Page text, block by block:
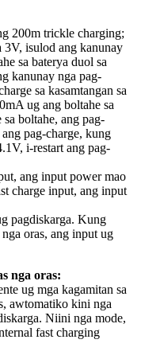
200m trickle charging;
3V, isulod ang kanunay
sa baterya duol sa
kanunay nga pag-
sa kasamtangan sa
ug ang boltahe sa
boltahe, ang pag-
pag-charge, kung
i-restart ang pag-
ang input power mao
charge input, ang input
pagdiskarga. Kung
oras, ang input ug
nga oras:
ug mga kagamitan sa
awtomatiko kini nga
Niini nga mode,
fast charging